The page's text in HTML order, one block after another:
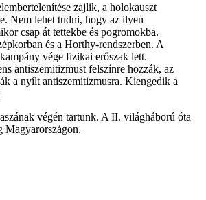
zajlik, a holokauszt
Nem lehet tudni, hogy az ilyen
csap át tettekbe és pogromokba.
és a Horthy-rendszerben. A
vége fizikai erőszak lett.
antiszemitizmust felszínre hozzák, az
a nyílt antiszemitizmusra. Kiengedik a
végén tartunk. A II. világháború óta
Magyarországon.